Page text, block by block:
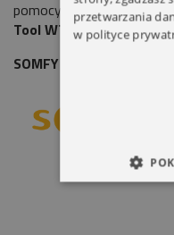
pomocy specjalnego
Tool WT.
SOMFY OXIMO 50 WT
przetwarzania
w polityce